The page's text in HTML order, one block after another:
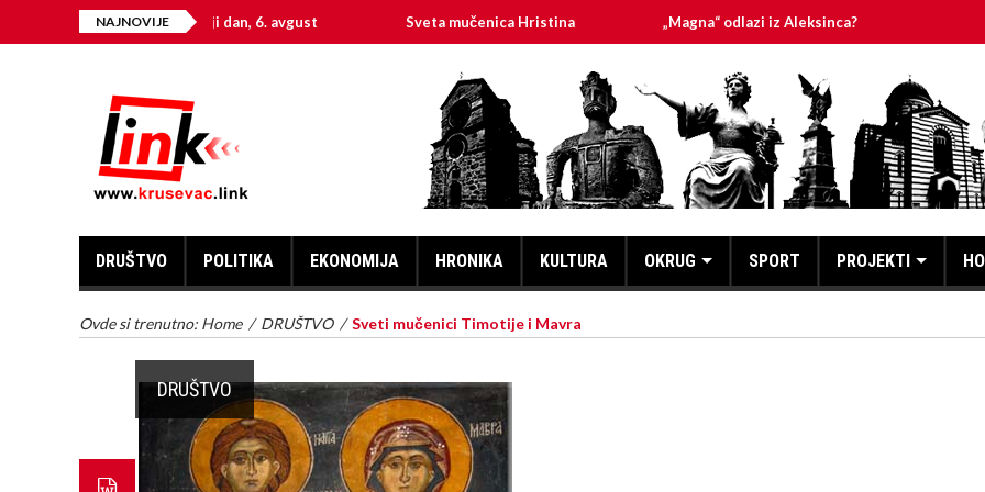
NAJNOVIJE
Na današnji dan, 6. avgust Sveta mučenica Hristina „Magna“ odlazi iz Aleksinca? PLANIRANA
DRUŠTVO POLITIKA EKONOMIJA HRONIKA KULTURA OKRUG SPORT PROJEKTI
Ovde si trenutno: Home / DRUŠTVO /Sveti mučenici Timotije i Mavra
DRUŠTVO